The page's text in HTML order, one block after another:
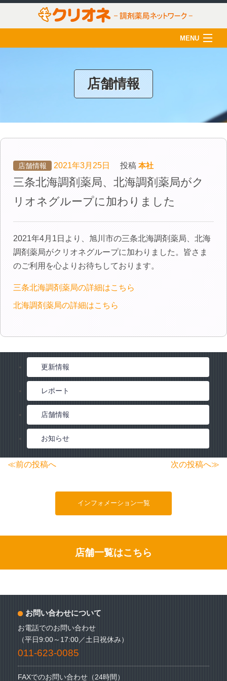
MENU
薬剤師の育成
在宅医療
ご利用のみなさま
採用情報
お問い合わせ
店舗情報
店舗情報 2021年3月25日 投稿 本社
三条北海調剤薬局、北海調剤薬局がク
リオネグループに加わりました
2021年4月1日より、旭川市の三条北海調剤薬局、北海
調剤薬局がクリオネグループに加わりました。皆さま
のご利用を心よりお待ちしております。
三条北海調剤薬局の詳細はこちら
北海調剤薬局の詳細はこちら
更新情報
レポート
店舗情報
お知らせ
投
ゲ
シ
ン
≪前の投稿へ 次の投稿へ≫
インフォメーション一覧
店舗一覧はこちら
お問い合わせについて
お電話でのお問い合わせ
（平日9:00～17:00／土日祝休み）
011-623-0085
FAXでのお問い合わせ（24時間）